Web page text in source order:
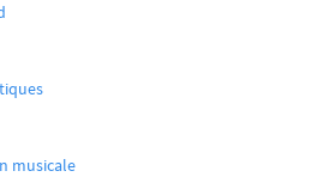
musicale